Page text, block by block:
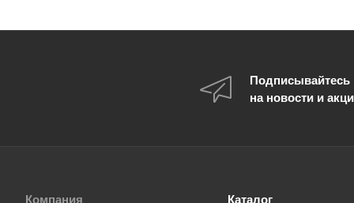
Подписывайтесь
на новости и
Компания Каталог